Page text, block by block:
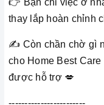
👉 Bạn chỉ việc ở
thay lắp
✍️ Còn chần chờ gì
cho Home Best
được hỗ trợ 💋